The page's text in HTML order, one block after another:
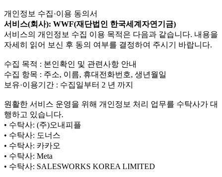
개인정보 수집·이용 동의서
서비스(회사): WWF(재단법인 한국세계자연기금)
서비스의 개인정보 수집 이용 목적은 다음과 같습니다. 내용을
자세히 읽어 보신 후 동의 여부를 결정하여 주시기 바랍니다.
수집 목적 : 본인확인 및 관련사항 안내
수집 항목 : 주소, 이름, 휴대전화번호, 생년월일
보유·이용기간 : 수집일부터 2 년 까지
원활한 서비스 운영을 위해 개인정보 처리 업무를 수탁사가 대
행하고 있습니다.
• 수탁사: (주)오내피플
• 수탁사: 도너스
• 수탁사: 카카오
• 수탁사: Meta
• 수탁사: SALESWORKS KOREA LIMITED